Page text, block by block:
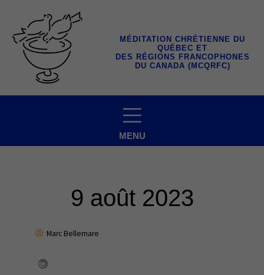
contenu
MÉDITATION CHRÉTIENNE DU
QUÉBEC ET
DES RÉGIONS FRANCOPHONES
DU CANADA (MCQRFC)
MENU
9 août 2023
Marc Bellemare